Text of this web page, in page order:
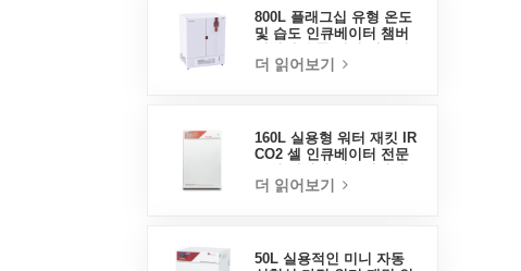
800L 플래그십 유형 온도
및 습도 인큐베이터 챔버
이터
더 읽어보기
160L 실용형 워터 재킷 IR
CO2 셀 인큐베이터 전문
더 읽어보기
50L 실용적인 미니 자동